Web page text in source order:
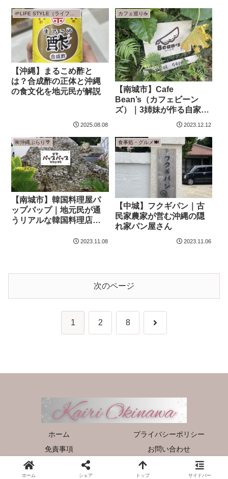
🌱LIFE STYLE（ライフスタイル）
【沖縄】まるこめ酢と
は？合成酢の正体と沖縄
の食文化を地元民が解説
2025.08.08
カフェ巡り☕
【南城市】Cafe
Bean’s（カフェビーン
ズ）｜3姉妹が作る自家製
スイーツの隠れ家カフェ
2023.12.12
🌺沖縄ぶらり🌴
【南城市】韓国料理屋パ
ップパップ｜地元民が通
うリアルな韓国料理店レ
2023.11.08
食事処・グルメ🍽️
【中城】フクギパン｜古
民家農家が営む沖縄の隠
れ家パン屋さん
2023.11.06
次のページ
1 2 8 次
ホーム
プライバシーポリシー
免責事項
お問い合わせ
©kairi-okinawa.
ホーム シェア トップ サイドバー